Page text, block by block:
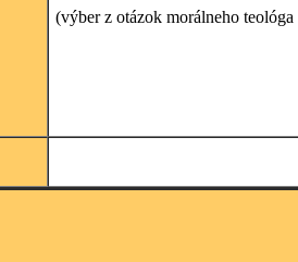
(výber z otázok morálneho